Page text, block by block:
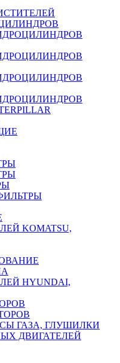
KOMATSU,
HYUNDAI,
ГАЗА, ГЛУШИЛКИ
ДВИГАТЕЛЕЙ